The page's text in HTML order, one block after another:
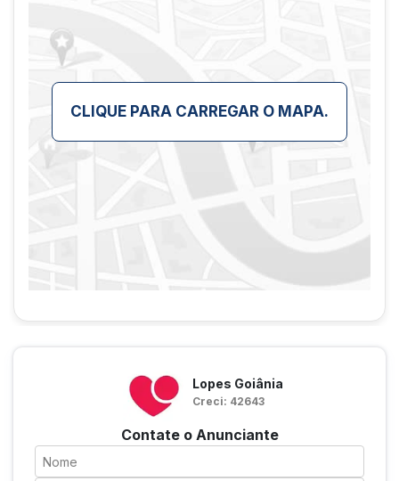
CLIQUE PARA CARREGAR O MAPA.
Lopes Goiânia
Creci: 42643
Contate o Anunciante